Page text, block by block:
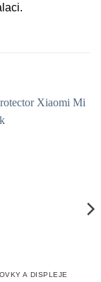
A DISPLEJE